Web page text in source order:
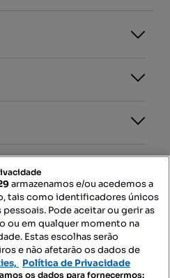
armazenamos e/ou acedemos a
tais como identificadores únicos
Pode aceitar ou gerir as
ou em qualquer momento na
Estas escolhas serão
e não afetarão os dados de
Política de Privacidade
os dados para fornecermos: